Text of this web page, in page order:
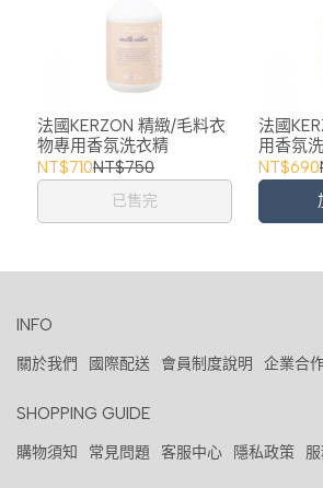
法國KERZON 精緻/毛料衣
物專用香氛洗衣精
NT$710NT$750
已售完
法國
用香氛
NT$690
INFO
關於我們 國際配送 會員制度說明 企業合
SHOPPING GUIDE
購物須知 常見問題 客服中心 隱私政策